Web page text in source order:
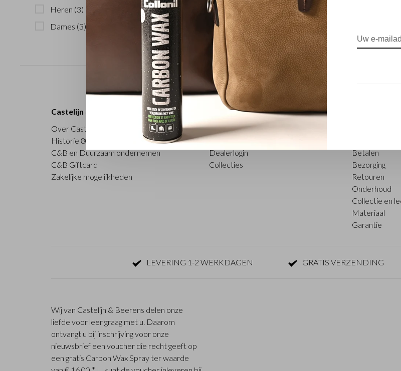
Heren (3)
Dames (3)
Castelijn & Beerens
Over Castelijn & Beerens
Historie 80 jaar
C&B en Duurzaam ondernemen
C&B Giftcard
Zakelijke mogelijkheden
Officiële verkooppunten
Acties
Dealerlogin
Collecties
Betalen
Bezorging
Retouren
Onderhoud
Collectie en
Materiaal
Garantie
LEVERING 1-2 WERKDAGEN GRATIS VERZENDING
Wij van Castelijn & Beerens delen onze
liefde voor leer graag met u. Daarom
ontvangt u bij inschrijving voor onze
nieuwsbrief een voucher die recht geeft op
een gratis Carbon Wax Spray ter waarde